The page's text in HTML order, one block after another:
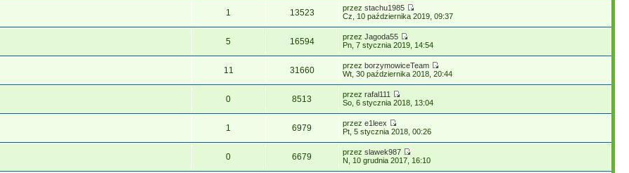
1 13523 przezstachu1985
Cz, 10 października 2019, 09:37
5 16594 przezJagoda55
Pn, 7 stycznia 2019, 14:54
11 31660 przezborzymowiceTeam
Wt, 30 października 2018, 20:44
0 8513 przezrafal111
So, 6 stycznia 2018, 13:04
1 6979 przeze1leex
Pt, 5 stycznia 2018, 00:26
0 6679 przezslawek987
N, 10 grudnia 2017, 16:10